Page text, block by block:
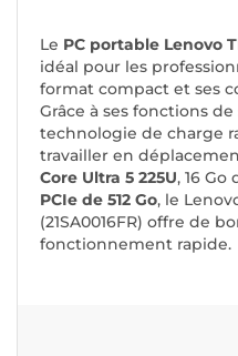
Le PC portable Lenovo
idéal pour les
format compact et ses
Grâce à ses fonctions
technologie de charge
travailler en
Core Ultra 5 225U, 16
PCIe de 512 Go, le
(21SA0016FR) offre de
fonctionnement rapide.